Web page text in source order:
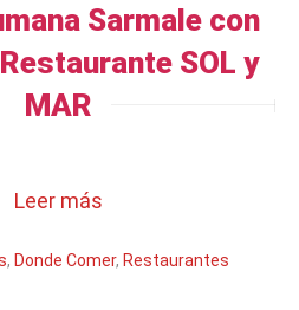
Sarmale con
SOL y
MAR
Leer más
, Donde Comer, Restaurantes